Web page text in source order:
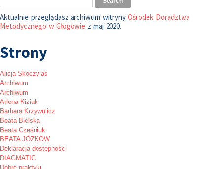
Aktualnie przeglądasz archiwum witryny Ośrodek Doradztwa
Metodycznego w Głogowie z maj 2020.
Strony
Alicja Skoczylas
Archiwum
Archiwum
Arlena Kiziak
Barbara Krzywulicz
Beata Bielska
Beata Cześniuk
BEATA JÓZKÓW
Deklaracja dostępności
DIAGMATIC
Dobre praktyki